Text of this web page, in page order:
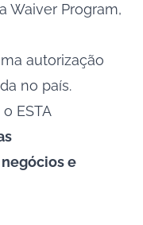
Waiver Program,
autorização
no país.
ESTA
e